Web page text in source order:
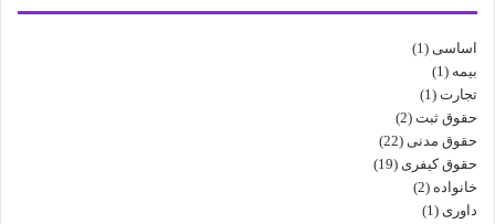
اساسی (1)
بیمه (1)
تجارت (1)
حقوق ثبت (2)
حقوق مدنی (22)
حقوق کیفری (19)
خانواده (2)
داوری (1)